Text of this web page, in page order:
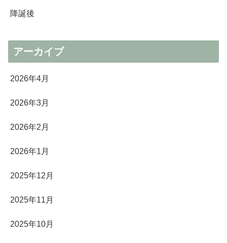
降誕後
アーカイブ
2026年4月
2026年3月
2026年2月
2026年1月
2025年12月
2025年11月
2025年10月